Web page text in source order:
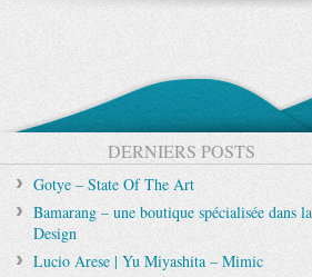
DERNIERS POSTS
Gotye – State Of The Art
Bamarang – une boutique spécialisée dans
Design
Lucio Arese | Yu Miyashita – Mimic